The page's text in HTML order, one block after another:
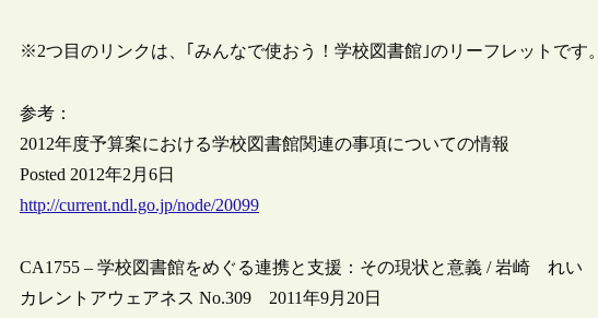
※2つ目のリンクは、｢みんなで使おう！学校図書館｣のリーフレットです。
参考：
2012年度予算案における学校図書館関連の事項についての情報
Posted 2012年2月6日
http://current.ndl.go.jp/node/20099
CA1755 – 学校図書館をめぐる連携と支援：その現状と意義 / 岩崎 れい
カレントアウェアネス No.309 2011年9月20日